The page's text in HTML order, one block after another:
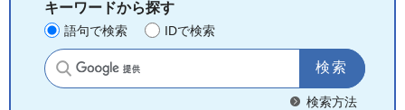
キーワードから探す
語句で検索 IDで検索
サイト内検索
検索方法